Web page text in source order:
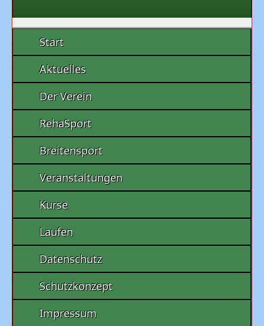
Start
Aktuelles
Der Verein
RehaSport
Breitensport
Veranstaltungen
Kurse
Laufen
Datenschutz
Schutzkonzept
Impressum